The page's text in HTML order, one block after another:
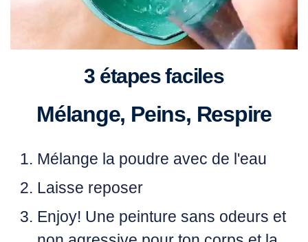
3 étapes faciles
Mélange, Peins, Respire
Mélange la poudre avec de l'eau
Laisse reposer
Enjoy! Une peinture sans odeurs et